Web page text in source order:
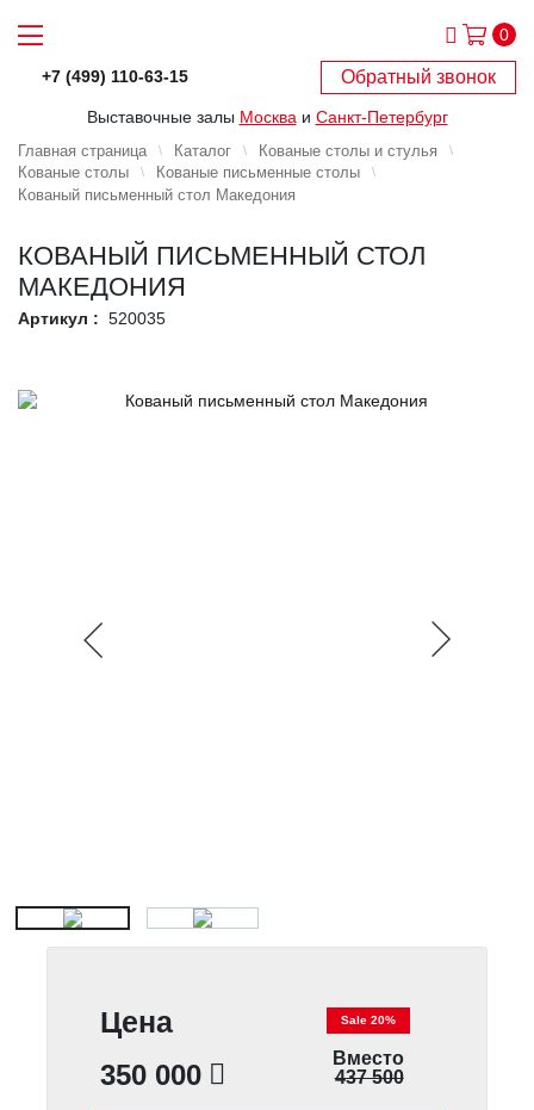
0
+7 (499) 110-63-15 Обратный звонок
Выставочные залы Москва и Санкт-Петербург
Главная страница Каталог
Кованые столы и стулья
Кованые столы
Кованые письменные столы
Кованый письменный стол Македония
КОВАНЫЙ ПИСЬМЕННЫЙ СТОЛ
МАКЕДОНИЯ
Артикул : 520035
Цена
350 000
Sale 20%
Вместо
437 500